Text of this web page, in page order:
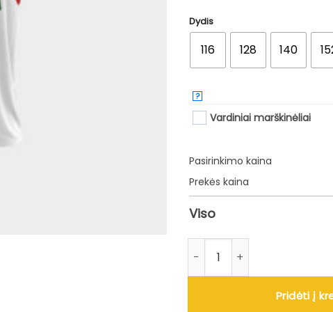
Dydis
116 128 140
?
Vardiniai marškinėliai
Pasirinkimo kaina
Prekės kaina
Viso
Pridėti į